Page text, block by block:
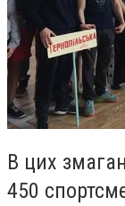
В цих
450